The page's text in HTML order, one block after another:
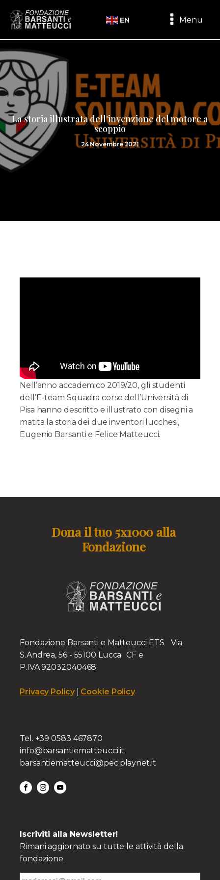
EN Menu
La storia illustrata dell'invenzione del motore a
scoppio
24 Novembre 2021
Nell’anno accademico 2019/20, gli studenti
dell’E-team Squadra corse dell’Università di
Pisa hanno descritto e illustrato con disegni a
matita la storia dei due inventori lucchesi,
Eugenio Barsanti e Felice Matteucci.
Dona il tuo 5x1000 alla
Fondazione
Fondazione Barsanti e Matteucci ETS Via
S.Andrea, 56 - 55100 Lucca CF e
P.IVA 92032040468
Privacy Policy| Cookie Policy
Tel. +39 0583 467870
info@barsantiematteucci.it
barsantiematteucci@pec.playnet.it
Iscriviti alla Newsletter!
Rimani aggiornato su tutte le attività della
fondazione.